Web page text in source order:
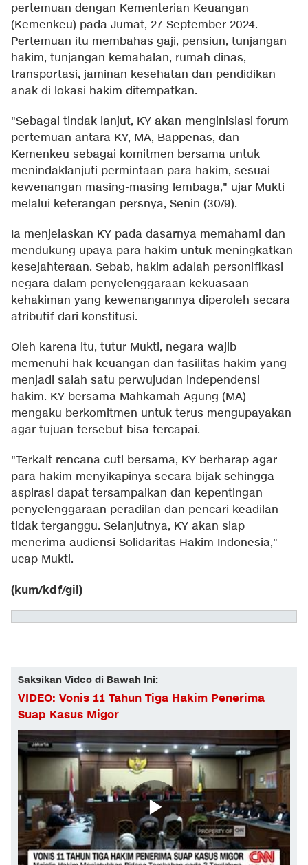
pertemuan dengan Kementerian Keuangan
(Kemenkeu) pada Jumat, 27 September 2024.
Pertemuan itu membahas gaji, pensiun, tunjangan
hakim, tunjangan kemahalan, rumah dinas,
transportasi, jaminan kesehatan dan pendidikan
anak di lokasi hakim ditempatkan.
"Sebagai tindak lanjut, KY akan menginisiasi forum
pertemuan antara KY, MA, Bappenas, dan
Kemenkeu sebagai komitmen bersama untuk
menindaklanjuti permintaan para hakim, sesuai
kewenangan masing-masing lembaga," ujar Mukti
melalui keterangan persnya, Senin (30/9).
Ia menjelaskan KY pada dasarnya memahami dan
mendukung upaya para hakim untuk meningkatkan
kesejahteraan. Sebab, hakim adalah personifikasi
negara dalam penyelenggaraan kekuasaan
kehakiman yang kewenangannya diperoleh secara
atributif dari konstitusi.
Oleh karena itu, tutur Mukti, negara wajib
memenuhi hak keuangan dan fasilitas hakim yang
menjadi salah satu perwujudan independensi
hakim. KY bersama Mahkamah Agung (MA)
mengaku berkomitmen untuk terus mengupayakan
agar tujuan tersebut bisa tercapai.
"Terkait rencana cuti bersama, KY berharap agar
para hakim menyikapinya secara bijak sehingga
aspirasi dapat tersampaikan dan kepentingan
penyelenggaraan peradilan dan pencari keadilan
tidak terganggu. Selanjutnya, KY akan siap
menerima audiensi Solidaritas Hakim Indonesia,"
ucap Mukti.
(kum/kdf/gil)
Saksikan Video di Bawah Ini:
VIDEO: Vonis 11 Tahun Tiga Hakim Penerima
Suap Kasus Migor